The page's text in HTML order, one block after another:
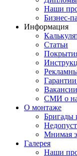
Наши
Бизнес-
Информация
Статьи
Вакансии
СМИ о
О монтаже
Бригады
Мнимая
Галерея
Наши